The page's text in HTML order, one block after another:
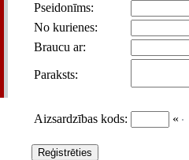
Pseidonīms:
No kurienes:
Braucu ar:
Paraksts:
Aizsardzības kods: «